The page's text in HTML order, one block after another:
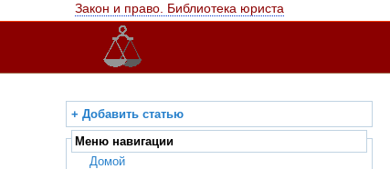
Закон и право. Библиотека юриста
+ Добавить статью
Меню навигации
Домой